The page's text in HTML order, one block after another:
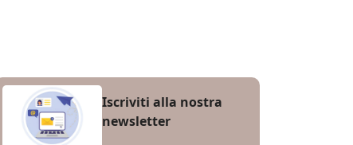
Iscriviti alla nostra
newsletter